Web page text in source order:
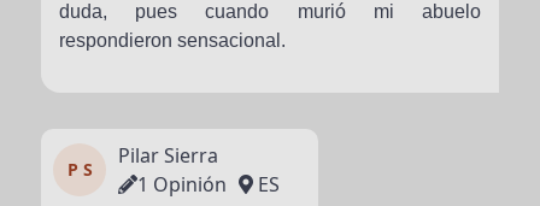
duda, pues cuando murió mi abuelo
respondieron sensacional.
P S
Pilar Sierra
1 Opinión
ES